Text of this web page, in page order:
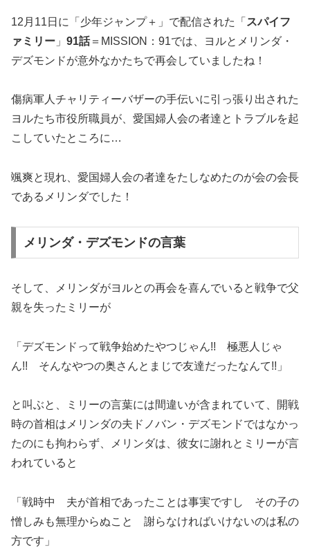
12月11日に「少年ジャンプ＋」で配信された「 スパイフ
ァミリー 」 91話＝MISSION：91では、ヨルとメリンダ・
デズモンドが意外なかたちで再会していましたね！
傷病軍人チャリティーバザーの手伝いに引っ張り出された
ヨルたち市役所職員が、愛国婦人会の者達とトラブルを起
こしていたところに…
颯爽と現れ、愛国婦人会の者達をたしなめたのが会の会長
であるメリンダでした！
メリンダ・デズモンドの言葉
そして、メリンダがヨルとの再会を喜んでいると戦争で父
親を失ったミリーが
「デズモンドって戦争始めたやつじゃん!! 極悪人じゃ
ん!! そんなやつの奥さんとまじで友達だったなんて!!」
と叫ぶと、ミリーの言葉には間違いが含まれていて、開戦
時の首相はメリンダの夫ドノバン・デズモンドではなかっ
たのにも拘わらず、メリンダは、彼女に謝れとミリーが言
われていると
「戦時中 夫が首相であったことは事実ですし その子の
憎しみも無理からぬこと 謝らなければいけないのは私の
方です」